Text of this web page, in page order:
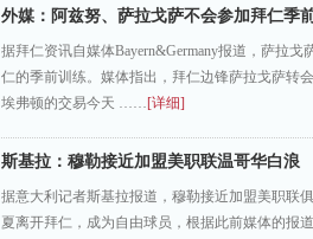
外媒：阿兹努、萨拉戈萨不会参加拜仁季
据拜仁资讯自媒体Bayern&Germany报道，萨拉
仁的季前训练。媒体指出，拜仁边锋萨拉戈萨转
埃弗顿的交易今天 ……[详细]
斯基拉：穆勒接近加盟美职联温哥华白浪
据意大利记者斯基拉报道，穆勒接近加盟美职联
夏离开拜仁，成为自由球员，根据此前媒体的报